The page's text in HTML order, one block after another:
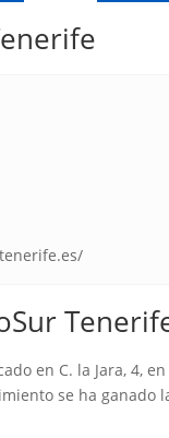
en C. la Jara, 4,
se ha ganado